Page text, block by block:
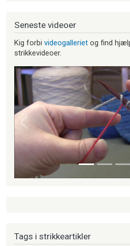
Seneste videoer
Kig forbi videogalleriet og find
strikkevideoer.
Forrige
Tags i strikkeartikler